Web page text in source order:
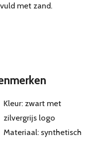
met zand.
Kleur: zwart met
zilvergrijs logo
Materiaal: synthetisch